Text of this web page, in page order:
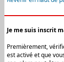
Je me suis inscrit
Premièrement,
est activé et que